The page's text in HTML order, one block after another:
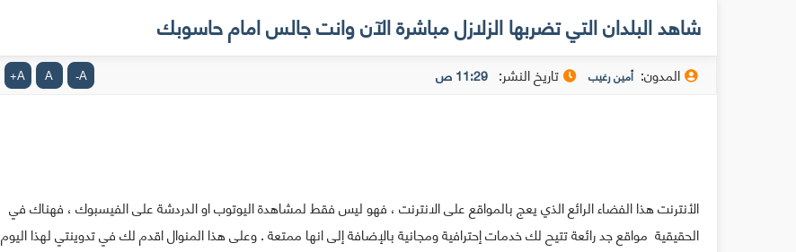
شاهد البلدان التي تضربها الزلازل مباشرة الآن وانت جالس امام حاسوبك
المدون: أمين رغيب تاريخ النشر: 11:29 ص A
-
A
A
+
الأنترنت هذا الفضاء الرائع الذي يعج بالمواقع على الانترنت ، فهو ليس فقط لمشاهدة اليوتوب او الدردشة على الفيسبوك ، فهناك في
الحقيقية مواقع جد رائعة تتيح لك خدمات إحترافية ومجانية بالإضافة إلى انها ممتعة . وعلى هذا المنوال اقدم لك في تدوينتي لهذا اليوم